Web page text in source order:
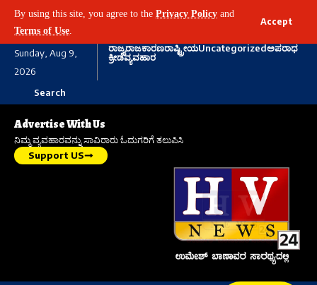
By using this site, you agree to the Privacy Policy and
Terms of Use
Accept
Sunday, Aug 9,
2026
ರಾಜ್ಯರಾಜಕಾರಣರಾಷ್ಟ್ರೀಯUncategorizedಅಪರಾಧ
ಕ್ರೀಡೆವ್ಯವಹಾರ
Search
Advertise With Us
ನಿಮ್ಮ ವ್ಯವಹಾರವನ್ನು ಸಾವಿರಾರು ಓದುಗರಿಗೆ ತಲುಪಿಸಿ
Support US